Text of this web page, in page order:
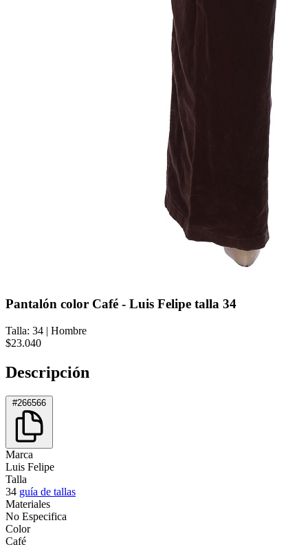
Pantalón color Café - Luis Felipe talla 34
Talla: 34 | Hombre
$23.040
Descripción
#266566
Marca
Luis Felipe
Talla
34 guía de tallas
Materiales
No Especifica
Color
Café